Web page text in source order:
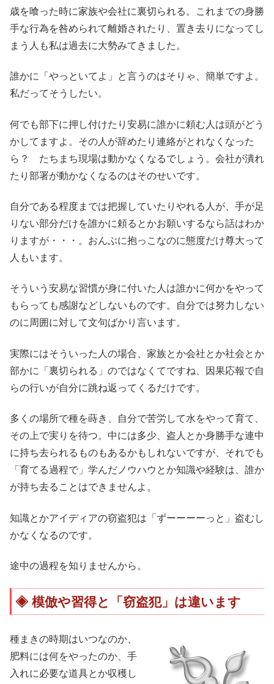
歳を喰った時に家族や会社に裏切られる。これまでの身勝
手な行為を咎められて離婚されたり、置き去りになってし
まう人も私は過去に大勢みてきました。
誰かに「やっといてよ」と言うのはそりゃ、簡単ですよ。
私だってそうしたい。
何でも部下に押し付けたり安易に誰かに頼む人は頭がどう
かしてますよ。その人が辞めたり連絡がとれなくなった
ら？ たちまち現場は動かなくなるでしょう。会社が潰れ
たり部署が動かなくなるのはそのせいです。
自分である程度までは把握していたりやれる人が、手が足
りない部分だけを誰かに頼るとかお願いするなら話はわか
りますが・・・。おんぶに抱っこなのに態度だけ尊大って
人もいます。
そういう安易な習慣が身に付いた人は誰かに何かをやって
もらっても感謝などしないものです。自分では努力しない
のに周囲に対して文句ばかり言います。
実際にはそういった人の場合、家族とか会社とか社会とか
部かに「裏切られる」のではなくてですね、因果応報で自
らの行いが自分に跳ね返ってくるだけです。
多くの場所で種を蒔き、自分で苦労して水をやって育て、
その上で実りを待つ。中には多少、盗人とか身勝手な連中
に持ち去られるものもあるかもしれないですが、それでも
「育てる過程で」学んだノウハウとか知識や経験は、誰か
が持ち去ることはできませんよ。
知識とかアイディアの窃盗犯は「ずーーーーっと」盗むし
かなくなるのです。
途中の過程を知りませんから。
模倣や習得と「窃盗犯」は違います
種まきの時期はいつなのか、
肥料には何をやったのか、手
入れに必要な道具とか収穫し